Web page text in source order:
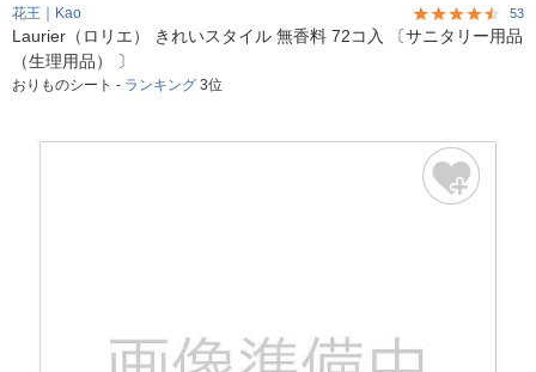
花王｜Kao 53
Laurier（ロリエ） きれいスタイル 無香料 72コ入 〔サニタリー用品
（生理用品） 〕
おりものシート - ランキング 3位